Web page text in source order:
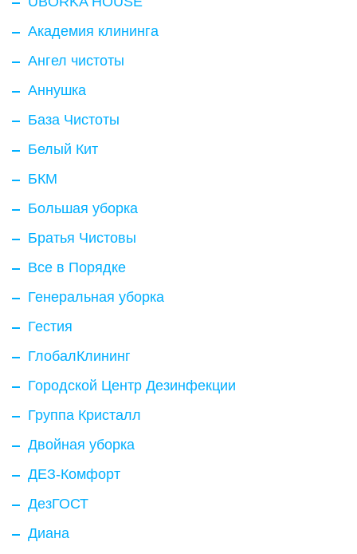
Академия клининга
Ангел чистоты
Аннушка
База Чистоты
Белый Кит
БКМ
Большая уборка
Братья Чистовы
Все в Порядке
Генеральная уборка
Гестия
ГлобалКлининг
Городской Центр Дезинфекции
Группа Кристалл
Двойная уборка
ДЕЗ-Комфорт
ДезГОСТ
Диана